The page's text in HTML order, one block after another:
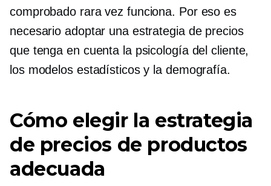
comprobado rara vez funciona. Por eso es
necesario adoptar una estrategia de precios
que tenga en cuenta la psicología del cliente,
los modelos estadísticos y la demografía.
Cómo elegir la estrategia
de precios de productos
adecuada